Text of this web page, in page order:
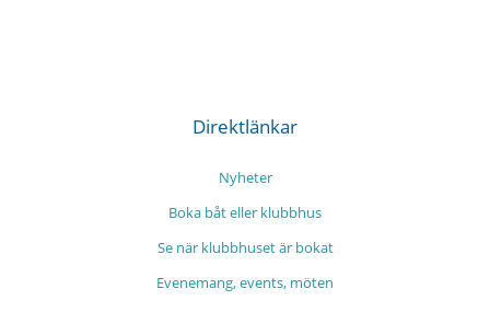
Direktlänkar
Nyheter
Boka båt eller klubbhus
Se när klubbhuset är bokat
Evenemang, events, möten